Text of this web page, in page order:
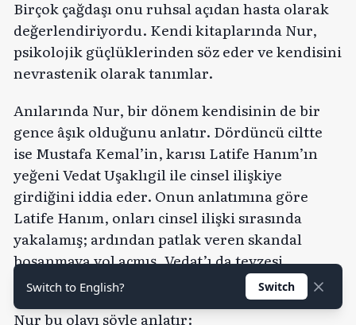
Birçok çağdaşı onu ruhsal açıdan hasta olarak
değerlendiriyordu. Kendi kitaplarında Nur,
psikolojik güçlüklerinden söz eder ve kendisini
nevrastenik olarak tanımlar.
Anılarında Nur, bir dönem kendisinin de bir
gence âşık olduğunu anlatır. Dördüncü ciltte
ise Mustafa Kemal’in, karısı Latife Hanım’ın
yeğeni Vedat Uşaklıgil ile cinsel ilişkiye
girdiğini iddia eder. Onun anlatımına göre
Latife Hanım, onları cinsel ilişki sırasında
yakalamış; ardından patlak veren skandal
boşanmaya yol açmış, Vedat’ı da teyzesi
sonunda ölüme sürüklemiştir.
Nur bu olayı şöyle anlatır:
Switch to English? Switch